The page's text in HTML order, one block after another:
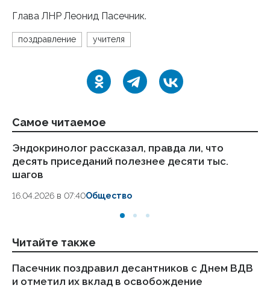
Глава ЛНР Леонид Пасечник.
поздравление учителя
Самое читаемое
Эндокринолог рассказал, правда ли, что
десять приседаний полезнее десяти тыс.
шагов
16.04.2026 в 07:40Общество
Читайте также
Пасечник поздравил десантников с Днем ВДВ
и отметил их вклад в освобождение